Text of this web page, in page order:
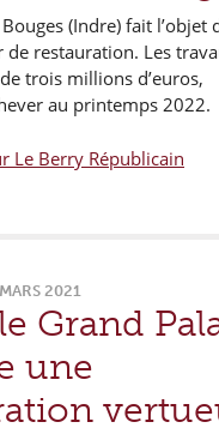
(Indre) fait l’objet
de restauration. Les
trois millions d’euros,
au printemps 2022.
Le Berry Républicain
2021
Grand
une